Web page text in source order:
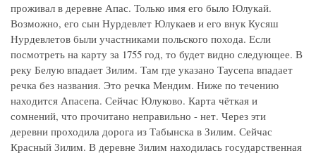
проживал в деревне Апас. Только имя его было Юлукай.
Возможно, его сын Нурдевлет Юлукаев и его внук Кусяш
Нурдевлетов были участниками польского похода. Если
посмотреть на карту за 1755 год, то будет видно следующее. В
реку Белую впадает Зилим. Там где указано Таусепа впадает
речка без названия. Это речка Мендим. Ниже по течению
находится Апасепа. Сейчас Юлуково. Карта чёткая и
сомнений, что прочитано неправильно - нет. Через эти
деревни проходила дорога из Табынска в Зилим. Сейчас
Красный Зилим. В деревне Зилим находилась государственная